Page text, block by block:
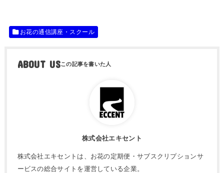
お花の通信講座・スクール
ABOUT US
株式会社エキセント
株式会社エキセントは、お花の定期便・サブスクリプションサ
ービスの総合サイトを運営している企業。